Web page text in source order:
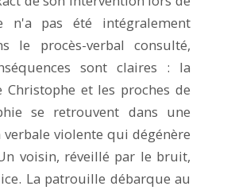
n'a pas été intégralement
le procès-verbal consulté,
sont claires : la
Christophe et les proches de
se retrouvent dans une
violente qui dégénère
voisin, réveillé par le bruit,
La patrouille débarque au